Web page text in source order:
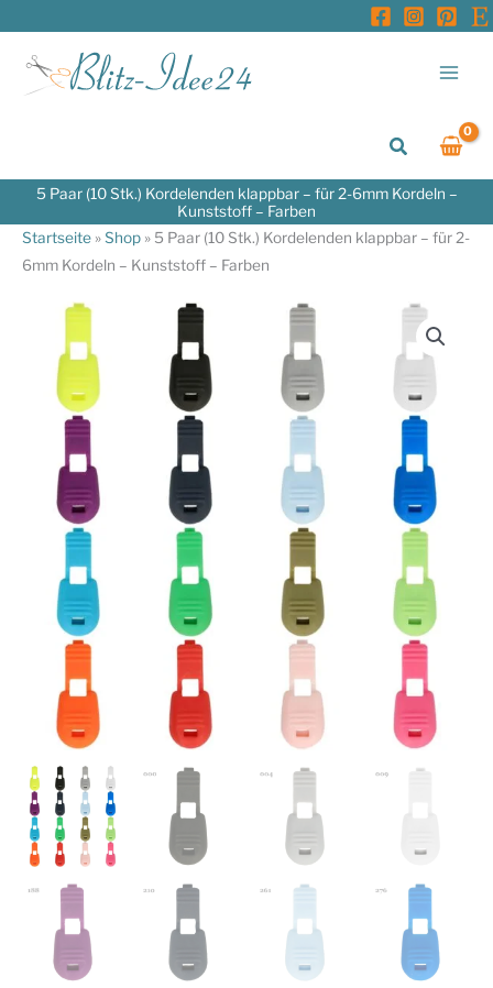
springen
Suchen
5 Paar (10 Stk.) Kordelenden klappbar – für 2-6mm Kordeln –
Kunststoff – Farben
Startseite »Shop » 5 Paar (10 Stk.) Kordelenden klappbar – für 2-
6mm Kordeln – Kunststoff – Farben